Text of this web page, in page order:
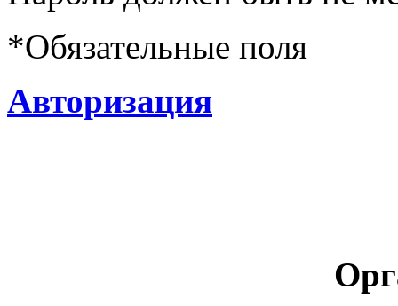
*Обязательные поля
Авторизация